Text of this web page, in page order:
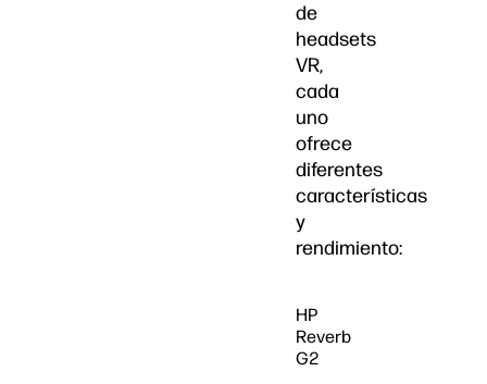
de
headsets
VR,
cada
uno
ofrece
diferentes
características
y
rendimiento:
HP
Reverb
G2